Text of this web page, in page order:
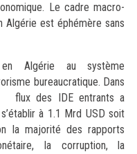
Le cadre macro-
Algérie est éphémère sans
Algérie au système
bureaucratique. Dans
flux des IDE entrants a
à 1.1 Mrd USD soit
la majorité des rapports
la corruption, la